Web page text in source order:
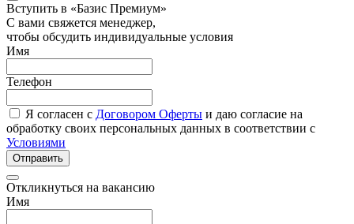
Вступить в «Базис Премиум»
С вами свяжется менеджер,
чтобы обсудить индивидуальные условия
Имя
Телефон
Я согласен с Договором Оферты и даю согласие на
обработку своих персональных данных в соответствии с
Условиями
Отправить
Откликнуться на вакансию
Имя